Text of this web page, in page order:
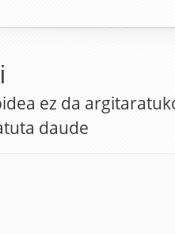
ez da
daude